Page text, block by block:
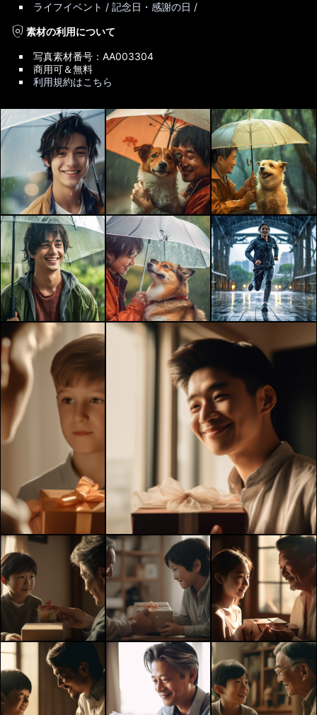
ライフイベント / 記念日・感謝の日 /
policy素材の利用について
写真素材番号：AA003304
商用可＆無料
利用規約はこちら